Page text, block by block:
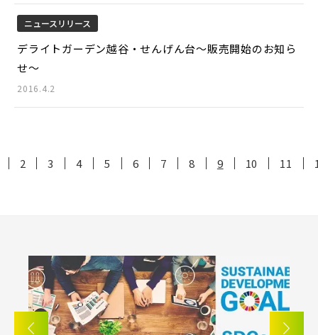
ニュースリリース
デライトガーデン越谷・せんげん台～販売開始のお知ら
せ～
2016.4.2
2 3 4 5 6 7 8 9 10 11